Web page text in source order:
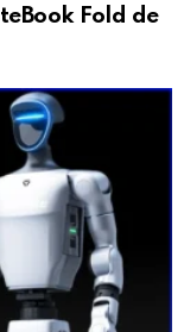
Fold de